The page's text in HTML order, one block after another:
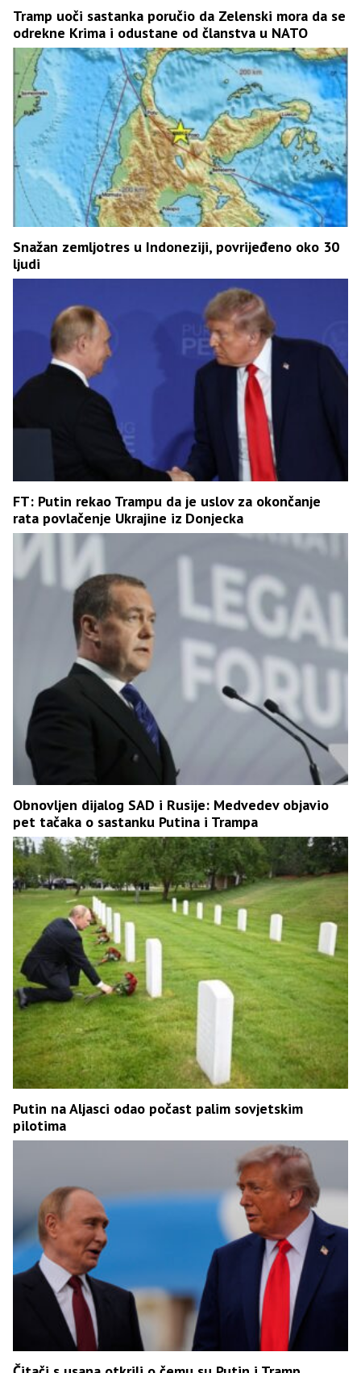
Tramp uoči sastanka poručio da Zelenski mora da se
odrekne Krima i odustane od članstva u NATO
Snažan zemljotres u Indoneziji, povrijeđeno oko 30
ljudi
FT: Putin rekao Trampu da je uslov za okončanje
rata povlačenje Ukrajine iz Donjecka
Obnovljen dijalog SAD i Rusije: Medvedev objavio
pet tačaka o sastanku Putina i Trampa
Putin na Aljasci odao počast palim sovjetskim
pilotima